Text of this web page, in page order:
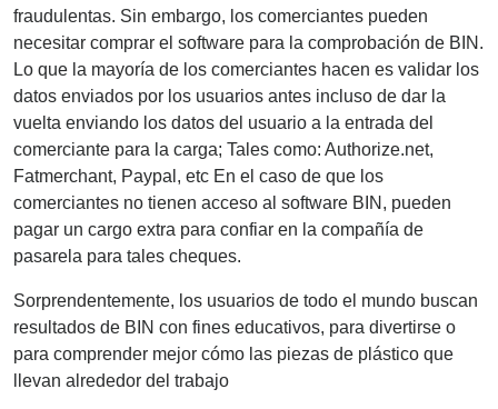
fraudulentas. Sin embargo, los comerciantes pueden
necesitar comprar el software para la comprobación de BIN.
Lo que la mayoría de los comerciantes hacen es validar los
datos enviados por los usuarios antes incluso de dar la
vuelta enviando los datos del usuario a la entrada del
comerciante para la carga; Tales como: Authorize.net,
Fatmerchant, Paypal, etc En el caso de que los
comerciantes no tienen acceso al software BIN, pueden
pagar un cargo extra para confiar en la compañía de
pasarela para tales cheques.
Sorprendentemente, los usuarios de todo el mundo buscan
resultados de BIN con fines educativos, para divertirse o
para comprender mejor cómo las piezas de plástico que
llevan alrededor del trabajo